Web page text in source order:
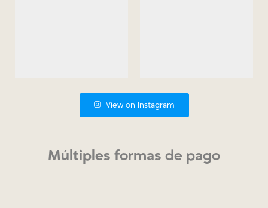
View on Instagram
Múltiples formas de pago